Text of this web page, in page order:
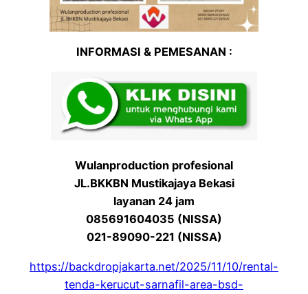
INFORMASI & PEMESANAN :
Wulanproduction profesional
JL.BKKBN Mustikajaya Bekasi
layanan 24 jam
085691604035 (NISSA)
021-89090-221 (NISSA)
https://backdropjakarta.net/2025/11/10/rental-
tenda-kerucut-sarnafil-area-bsd-